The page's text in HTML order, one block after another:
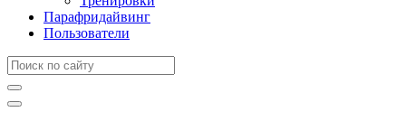
Парафридайвинг
Пользователи